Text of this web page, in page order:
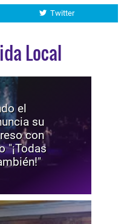
Twitter
Local
el
su
con
"¡Todas